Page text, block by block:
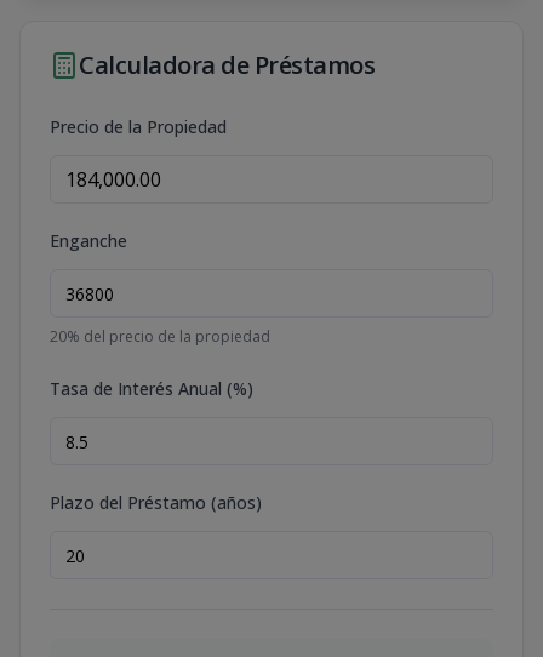
Calculadora de Préstamos
Precio de la Propiedad
Enganche
20% del precio de la propiedad
Tasa de Interés Anual (%)
Plazo del Préstamo (años)